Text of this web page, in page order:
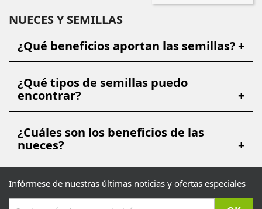
NUECES Y SEMILLAS
¿Qué beneficios aportan las semillas?+
¿Qué tipos de semillas puedo
encontrar?
+
¿Cuáles son los beneficios de las
nueces?
+
Infórmese de nuestras últimas noticias y ofertas especiales